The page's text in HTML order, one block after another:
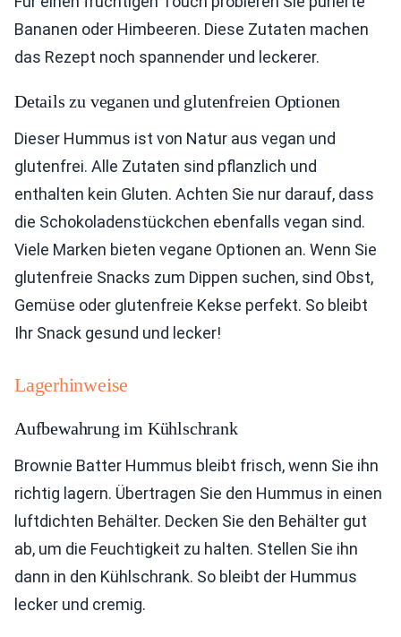
Bananen oder Himbeeren. Diese Zutaten machen
das Rezept noch spannender und leckerer.
Details zu veganen und glutenfreien Optionen
Dieser Hummus ist von Natur aus vegan und
glutenfrei. Alle Zutaten sind pflanzlich und
enthalten kein Gluten. Achten Sie nur darauf, dass
die Schokoladenstückchen ebenfalls vegan sind.
Viele Marken bieten vegane Optionen an. Wenn Sie
glutenfreie Snacks zum Dippen suchen, sind Obst,
Gemüse oder glutenfreie Kekse perfekt. So bleibt
Ihr Snack gesund und lecker!
Lagerhinweise
Aufbewahrung im Kühlschrank
Brownie Batter Hummus bleibt frisch, wenn Sie ihn
richtig lagern. Übertragen Sie den Hummus in einen
luftdichten Behälter. Decken Sie den Behälter gut
ab, um die Feuchtigkeit zu halten. Stellen Sie ihn
dann in den Kühlschrank. So bleibt der Hummus
lecker und cremig.